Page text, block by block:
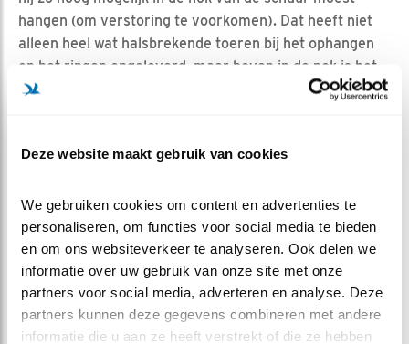
Deze website maakt gebruik van cookies
We gebruiken cookies om content en advertenties te
personaliseren, om functies voor social media te bieden
en om ons websiteverkeer te analyseren. Ook delen we
informatie over uw gebruik van onze site met onze
partners voor social media, adverteren en analyse. Deze
partners kunnen deze gegevens combineren met andere
informatie die u aan ze heeft verstrekt of die ze hebben
hangen (om verstoring te voorkomen). Dat heeft niet
alleen heel wat halsbrekende toeren bij het ophangen
en het ringen opgeleverd, maar boven in de nok is het
ook vaak een stuk warmer dan beneden in de schuur,
toch eenmaal in de kast is gekomen, moet hij er ook
10 graden in temperatuur schelen. Soms wordt ook het
klepje bovenop de kast op een kiertje gezet als het toch
nog te warm blijft.
EN HOE ZIT DIT BIJ ONS ?